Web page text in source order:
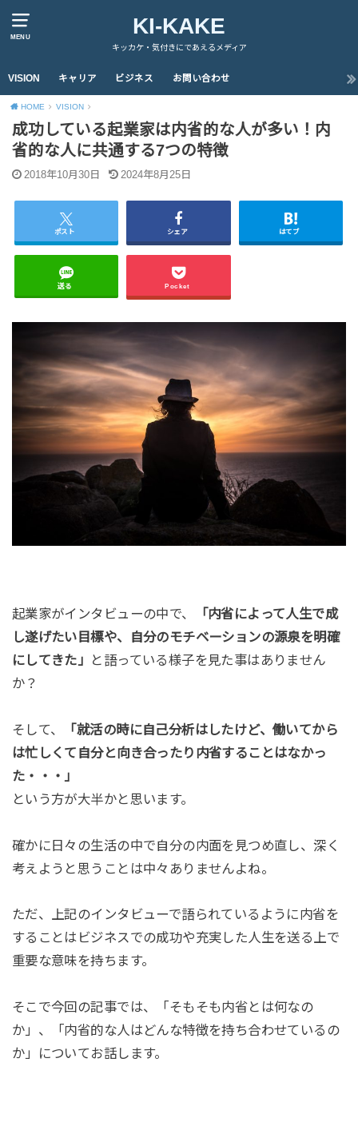
MENU KI-KAKE
キッカケ・気付きにであえるメディア
VISION キャリア ビジネス お問い合わせ
HOME VISION
成功している起業家は内省的な人が多い！内
省的な人に共通する7つの特徴
2018年10月30日 2024年8月25日
ポスト シェア はてブ
送る Pocket
起業家がインタビューの中で、
「内省によって人生で成
し遂げたい目標や、自分のモチベーションの源泉を明確
にしてきた」
と語っている様子を見た事はありません
か？
そして、
「就活の時に自己分析はしたけど、働いてから
は忙しくて自分と向き合ったり内省することはなかっ
た・・・」
という方が大半かと思います。
確かに日々の生活の中で自分の内面を見つめ直し、深く
考えようと思うことは中々ありませんよね。
ただ、上記のインタビューで語られているように内省を
することはビジネスでの成功や充実した人生を送る上で
重要な意味を持ちます。
そこで今回の記事では、「そもそも内省とは何なの
か」、「内省的な人はどんな特徴を持ち合わせているの
か」についてお話します。